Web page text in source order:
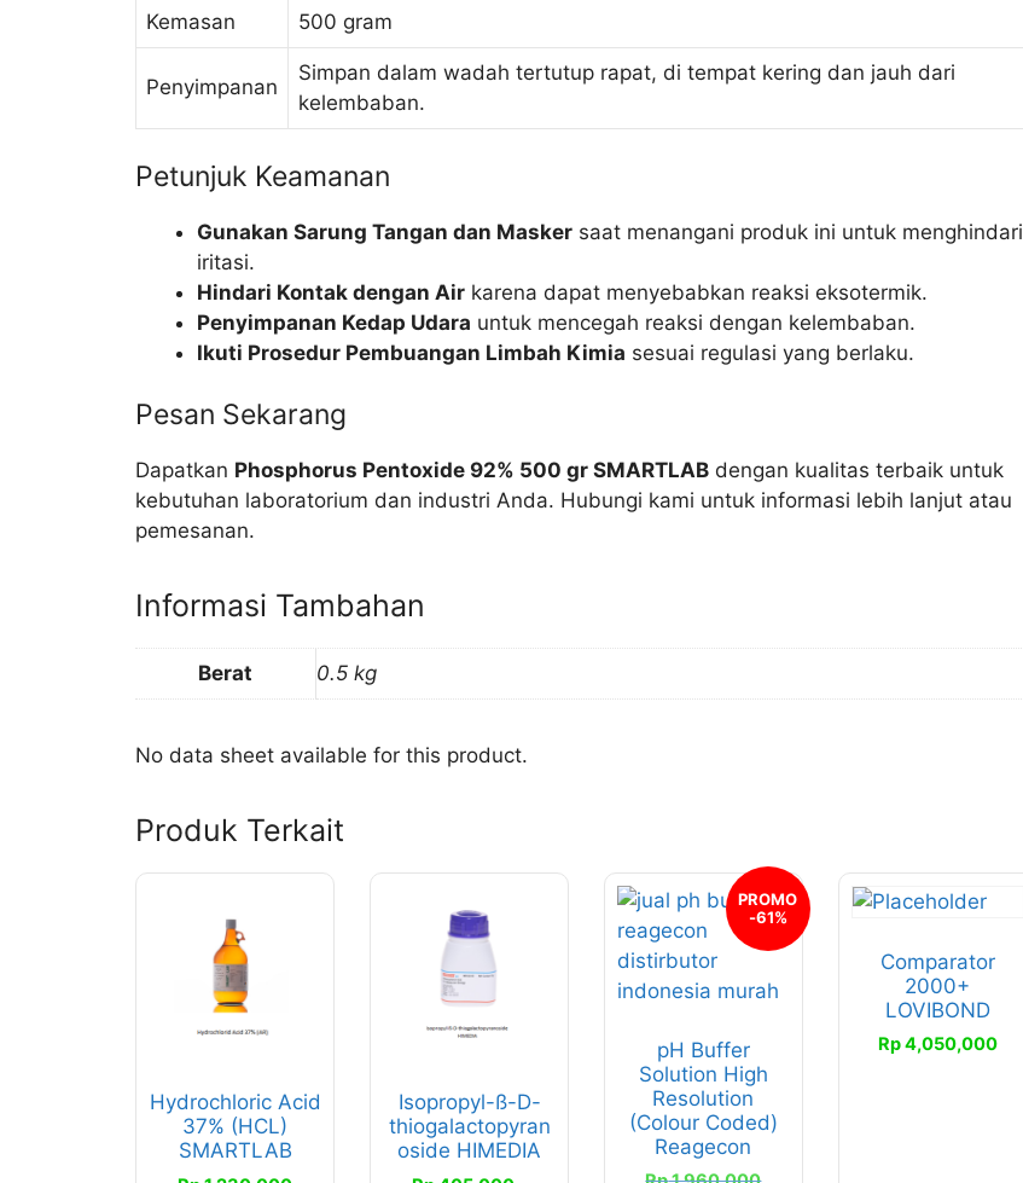
Kemasan 500 gram
Penyimpanan
Simpan dalam wadah tertutup rapat, di tempat kering dan jauh dari
kelembaban.
Petunjuk Keamanan
Gunakan Sarung Tangan dan Masker saat menangani produk ini untuk menghindari
iritasi.
Hindari Kontak dengan Air karena dapat menyebabkan reaksi eksotermik.
Penyimpanan Kedap Udara untuk mencegah reaksi dengan kelembaban.
Ikuti Prosedur Pembuangan Limbah Kimia sesuai regulasi yang berlaku.
Pesan Sekarang
Dapatkan Phosphorus Pentoxide 92% 500 gr SMARTLAB dengan kualitas terbaik untuk
kebutuhan laboratorium dan industri Anda. Hubungi kami untuk informasi lebih lanjut atau
pemesanan.
Informasi Tambahan
Berat 0.5 kg
No data sheet available for this product.
Produk Terkait
Hydrochloric Acid
37% (HCL)
SMARTLAB
Isopropyl-ß-D-
thiogalactopyran
oside HIMEDIA
memiliki
beberapa
varian.
dapat
diambil
PROMO
-61%
pH Buffer
Solution High
Resolution
(Colour Coded)
Reagecon
Produk
ini
memiliki
beberapa
Pilihan
dapat
diambil
Comparator
2000+
LOVIBOND
Rp4,050,000